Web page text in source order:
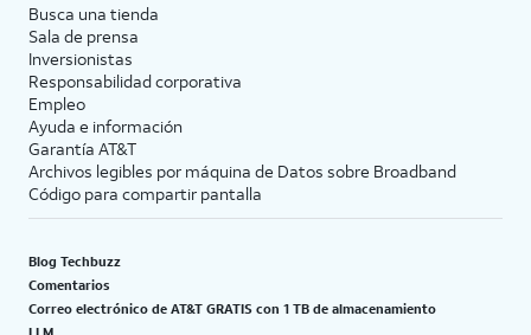
Busca una tienda
Sala de prensa
Inversionistas
Responsabilidad corporativa
Empleo
Ayuda e información
Garantía AT&T
Archivos legibles por máquina de Datos sobre Broadband
Código para compartir pantalla
Blog Techbuzz
Comentarios
Correo electrónico de AT&T GRATIS con 1 TB de almacenamiento